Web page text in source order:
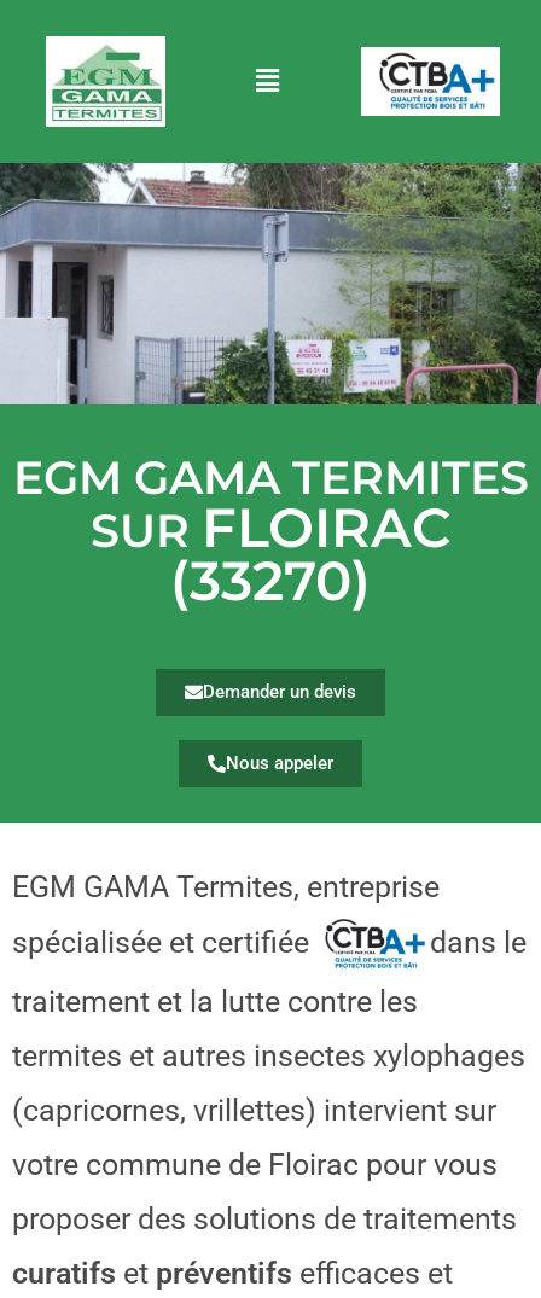
EGM GAMA TERMITES
SUR FLOIRAC
(33270)
Demander un devis
Nous appeler
EGM GAMA Termites, entreprise
spécialisée et certifiée
dans le
traitement et la lutte contre les
termites et autres insectes xylophages
(capricornes, vrillettes) intervient sur
votre commune de Floirac pour vous
proposer des solutions de traitements
curatifs et préventifs efficaces et